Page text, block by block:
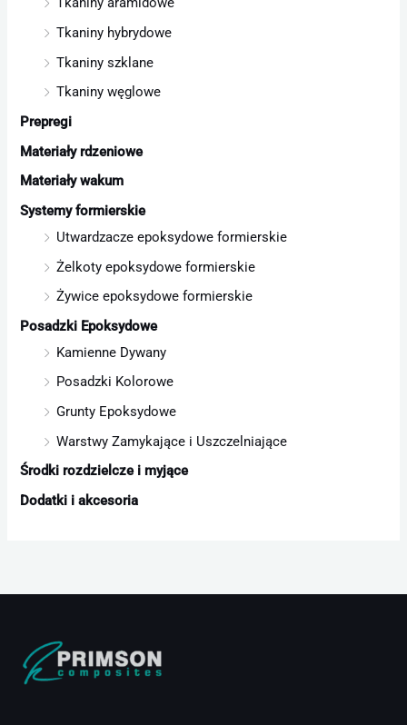
Tkaniny hybrydowe
Tkaniny szklane
Tkaniny węglowe
Prepregi
Materiały rdzeniowe
Materiały wakum
Systemy formierskie
Utwardzacze epoksydowe formierskie
Żelkoty epoksydowe formierskie
Żywice epoksydowe formierskie
Posadzki Epoksydowe
Kamienne Dywany
Posadzki Kolorowe
Grunty Epoksydowe
Warstwy Zamykające i Uszczelniające
Środki rozdzielcze i myjące
Dodatki i akcesoria